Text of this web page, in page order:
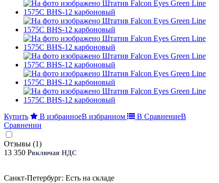
Купить В избранноеВ избранном В СравнениеВ
Сравнении
Отзывы (1)
13 350 Рвключая НДС
Санкт-Петербург: Есть на складе